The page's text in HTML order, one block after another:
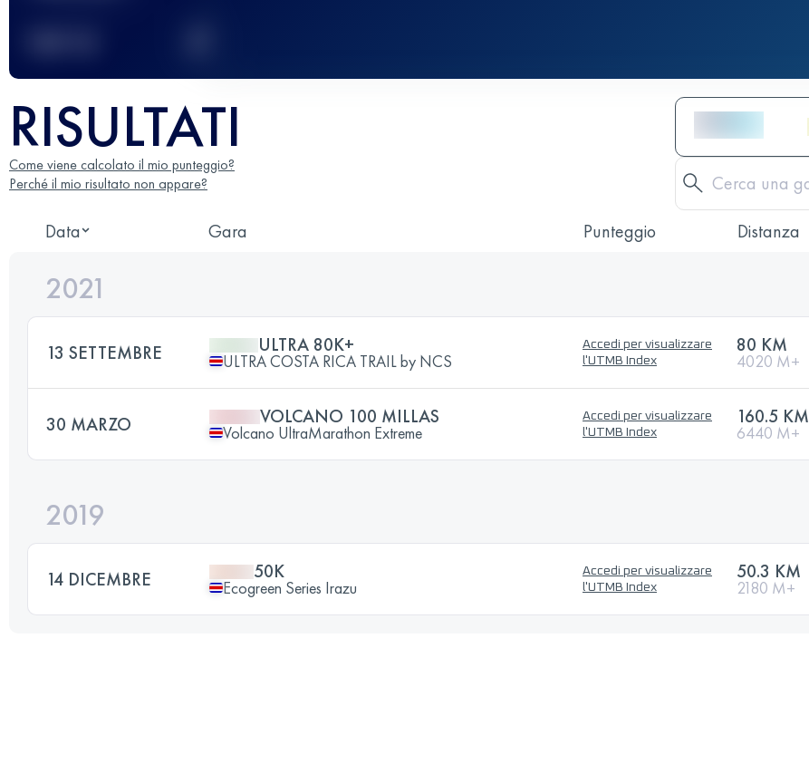
RISULTATI
Come viene calcolato il mio punteggio?
Perché il mio risultato non appare?
Data Gara Punteggio Distanza
2021
13 SETTEMBRE ULTRA 80K+
ULTRA COSTA RICA TRAIL by NCS
Accedi per visualizzare
l'UTMB Index
80 KM
4020 M+
30 MARZO VOLCANO 100 MILLAS
Volcano UltraMarathon Extreme
Accedi per visualizzare
l'UTMB Index
160.5 KM
6440 M+
2019
14 DICEMBRE 50K
Ecogreen Series Irazu
Accedi per visualizzare
l'UTMB Index
50.3 KM
2180 M+